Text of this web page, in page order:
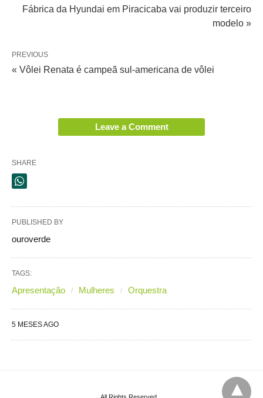
Fábrica da Hyundai em Piracicaba vai produzir terceiro
modelo »
PREVIOUS
« Vôlei Renata é campeã sul-americana de vôlei
Leave a Comment
SHARE
PUBLISHED BY
ouroverde
TAGS:
Apresentação Mulheres Orquestra
5 MESES AGO